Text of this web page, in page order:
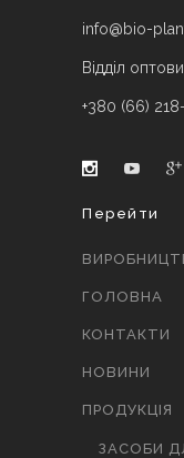
info@bio-
Відділ
+380 (66)
Перейти
ГОЛОВНА
КОНТАКТИ
НОВИНИ
ПРОДУКЦІЯ
ЗАСОБИ